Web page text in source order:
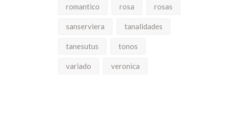
romantico rosa rosas
sanserviera tanalidades
tanesutus tonos
variado veronica